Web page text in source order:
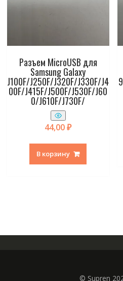
Разъем MicroUSB для
Samsung Galaxy
J100F/J250F/J320F/J330F/J4
00F/J415F/J500F/J530F/J60
0/J610F/J730F/
44,00₽
В корзину
© Supren